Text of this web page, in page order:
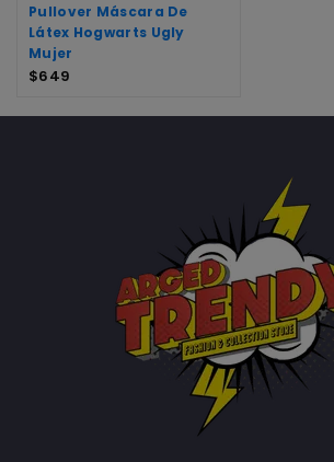
Pullover Máscara De
Látex Hogwarts Ugly
Mujer
$649